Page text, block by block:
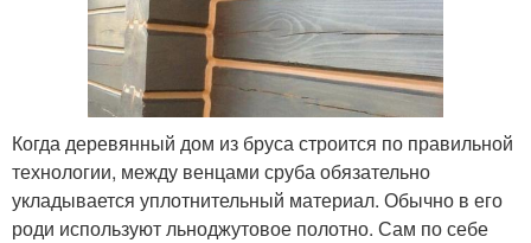
Когда деревянный дом из бруса строится по правильной
технологии, между венцами сруба обязательно
укладывается уплотнительный материал. Обычно в его
роди используют льноджутовое полотно. Сам по себе